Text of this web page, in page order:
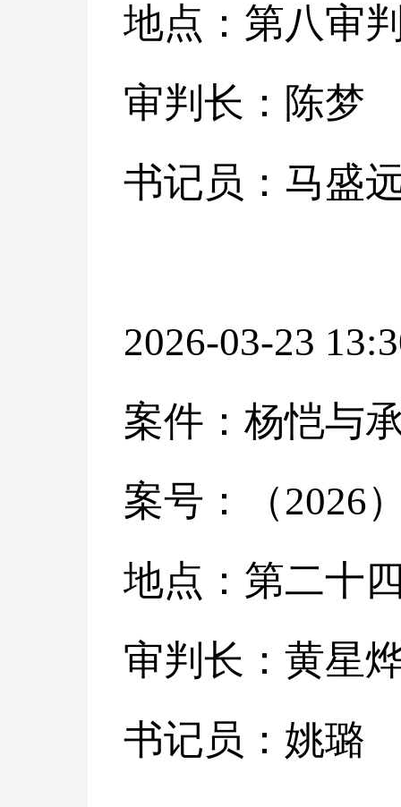
地点：第八审
审判长：陈梦
书记员：马盛
2026-03-23
案件：杨恺与
案号：（2026
地点：第二十
审判长：黄星
书记员：姚璐